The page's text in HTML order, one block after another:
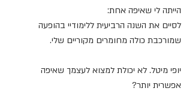
הייתה לי שאיפה אחת:
לסיים את השנה הרביעית ללימודיי בהופעה
שמורכבת כולה מחומרים מקוריים שלי.
יופי מיטל. לא יכולת למצוא לעצמך שאיפה
אפשרית יותר?